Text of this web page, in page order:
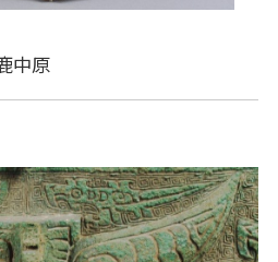
中原